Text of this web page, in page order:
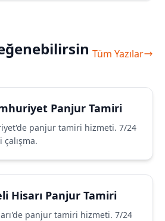
Tüm Yazılar
Panjur Tamiri
panjur tamiri hizmeti. 7/24
Hisarı Panjur Tamiri
panjur tamiri hizmeti. 7/24